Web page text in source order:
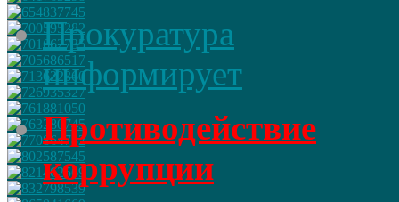
Прокуратура
информирует
Противодействие
коррупции